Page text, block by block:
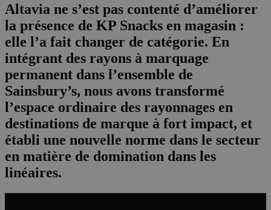
Altavia ne s’est pas contenté d’améliorer
la présence de KP Snacks en magasin :
elle l’a fait changer de catégorie. En
intégrant des rayons à marquage
permanent dans l’ensemble de
Sainsbury’s, nous avons transformé
l’espace ordinaire des rayonnages en
destinations de marque à fort impact, et
établi une nouvelle norme dans le secteur
en matière de domination dans les
linéaires.